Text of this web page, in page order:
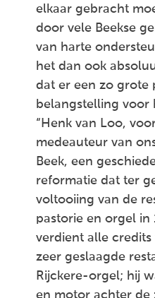
elkaar gebracht
door vele Beekse
van harte
het dan ook
dat er een zo grote
belangstelling voor
“Henk van Loo,
medeauteur van
Beek, een
reformatie dat ter
voltooiing van de
pastorie en orgel in
verdient alle
zeer geslaagde
Rijckere-orgel; hij
en motor achter de